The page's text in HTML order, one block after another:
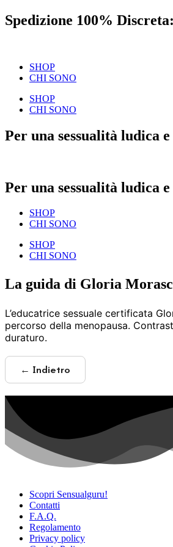
Spedizione 100%
SHOP
CHI SONO
SHOP
CHI SONO
Per una sessualità ludica e
Per una sessualità ludica e
SHOP
CHI SONO
SHOP
CHI SONO
La guida di Gloria
L’educatrice sessuale certificata
percorso della menopausa.
duraturo.
← Indietro
Scopri Sensualguru!
Contatti
F.A.Q.
Regolamento
Privacy policy